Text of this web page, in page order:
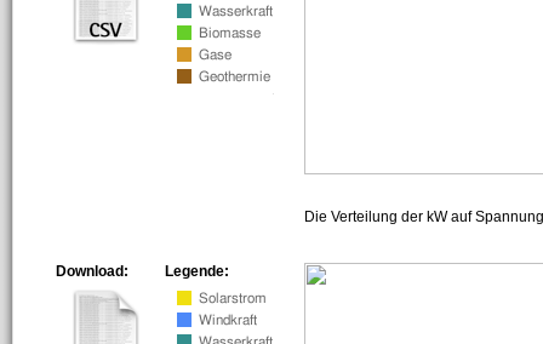
Die Verteilung der kW auf
Legende:
Download: